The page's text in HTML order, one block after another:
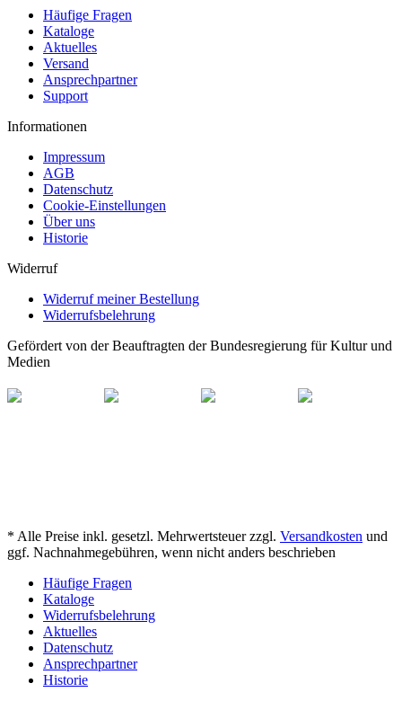
Häufige Fragen
Kataloge
Aktuelles
Versand
Ansprechpartner
Support
Informationen
Impressum
AGB
Datenschutz
Cookie-Einstellungen
Über uns
Historie
Widerruf
Widerruf meiner Bestellung
Widerrufsbelehrung
Gefördert von der Beauftragten der Bundesregierung für Kultur und
Medien
* Alle Preise inkl. gesetzl. Mehrwertsteuer zzgl. Versandkosten und
ggf. Nachnahmegebühren, wenn nicht anders beschrieben
Häufige Fragen
Kataloge
Widerrufsbelehrung
Aktuelles
Datenschutz
Ansprechpartner
Historie